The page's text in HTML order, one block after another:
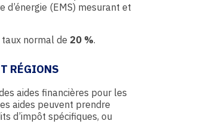
d’énergie (EMS) mesurant et
normal de 20 %.
RÉGIONS
aides financières pour les
aides peuvent prendre
d’impôt spécifiques, ou